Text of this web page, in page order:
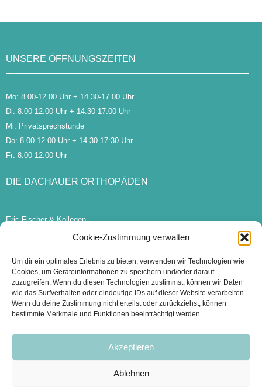
Cookie-Zustimmung verwalten
Um dir ein optimales Erlebnis zu bieten, verwenden wir Technologien wie
Cookies, um Geräteinformationen zu speichern und/oder darauf
zuzugreifen. Wenn du diesen Technologien zustimmst, können wir Daten
wie das Surfverhalten oder eindeutige IDs auf dieser Website verarbeiten.
Wenn du deine Zustimmung nicht erteilst oder zurückziehst, können
bestimmte Merkmale und Funktionen beeinträchtigt werden.
Akzeptieren
Ablehnen
UNSERE ÖFFNUNGSZEITEN
Mo: 8.00-12.00 Uhr + 14.30-17.00 Uhr
Di: 8.00-12.00 Uhr + 14.30-17.00 Uhr
Mi: Privatsprechstunde
Do: 8.00-12.00 Uhr + 14.30-17:30 Uhr
Fr: 8.00-12.00 Uhr
DIE DACHAUER ORTHOPÄDEN
Eric Fischer & Kollegen
Münchner Straße 22
praxis@die-dachauer-orthopaeden.de
Tel:08131 – 73 56 99
ZWEITMEINUNG
Bei Interesse an einer Zweitmeinung beraten wir Sie gerne.
Hier Onlinetermin buchen.